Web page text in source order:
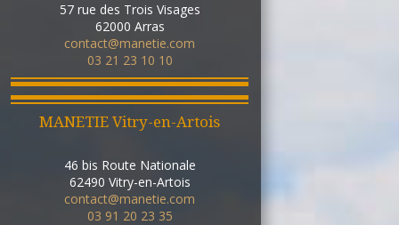
57 rue des Trois Visages
62000 Arras
contact@manetie.com
03 21 23 10 10
MANETIE Vitry-en-Artois
46 bis Route Nationale
62490 Vitry-en-Artois
contact@manetie.com
03 91 20 23 35